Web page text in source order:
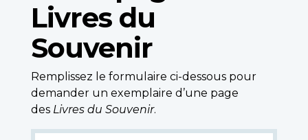
Livres du
Souvenir
Remplissez le formulaire ci-dessous pour
demander un exemplaire d’une page
des Livres du Souvenir.